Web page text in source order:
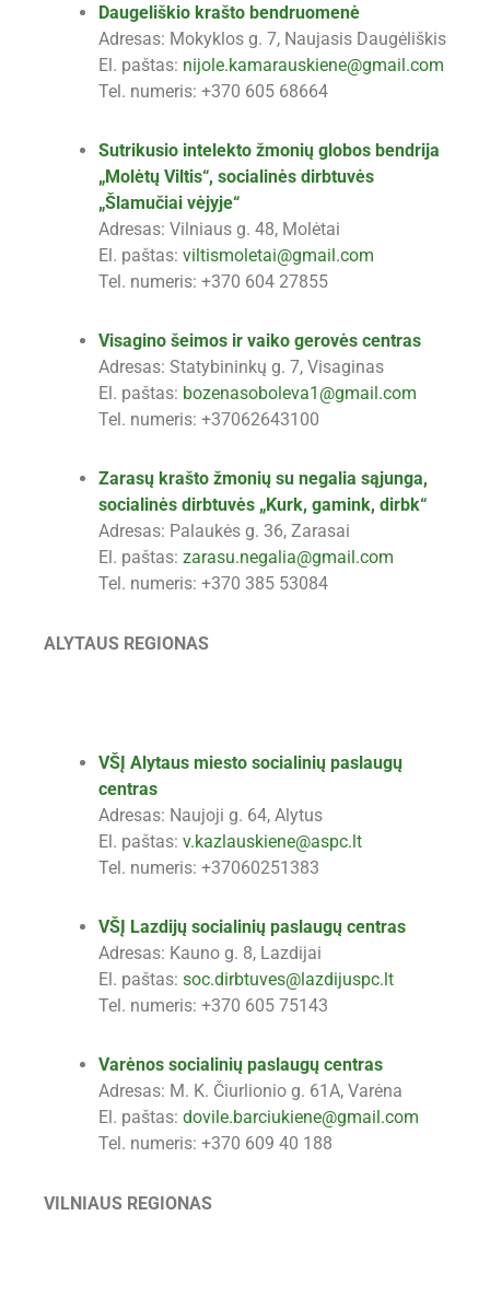
Daugeliškio krašto bendruomenė
Adresas: Mokyklos g. 7, Naujasis Daugėliškis
El. paštas: nijole.kamarauskiene@gmail.com
Tel. numeris: +370 605 68664
Sutrikusio intelekto žmonių globos bendrija
„Molėtų Viltis“, socialinės dirbtuvės
„Šlamučiai vėjyje“
Adresas: Vilniaus g. 48, Molėtai
El. paštas: viltismoletai@gmail.com
Tel. numeris: +370 604 27855
Visagino šeimos ir vaiko gerovės centras
Adresas: Statybininkų g. 7, Visaginas
El. paštas: bozenasoboleva1@gmail.com
Tel. numeris: +37062643100
Zarasų krašto žmonių su negalia sąjunga,
socialinės dirbtuvės „Kurk, gamink, dirbk“
Adresas: Palaukės g. 36, Zarasai
El. paštas: zarasu.negalia@gmail.com
Tel. numeris: +370 385 53084
ALYTAUS REGIONAS
VŠĮ Alytaus miesto socialinių paslaugų
centras
Adresas: Naujoji g. 64, Alytus
El. paštas: v.kazlauskiene@aspc.lt
Tel. numeris: +37060251383
VŠĮ Lazdijų socialinių paslaugų centras
Adresas: Kauno g. 8, Lazdijai
El. paštas: soc.dirbtuves@lazdijuspc.lt
Tel. numeris: +370 605 75143
Varėnos socialinių paslaugų centras
Adresas: M. K. Čiurlionio g. 61A, Varėna
El. paštas: dovile.barciukiene@gmail.com
Tel. numeris: +370 609 40 188
VILNIAUS REGIONAS